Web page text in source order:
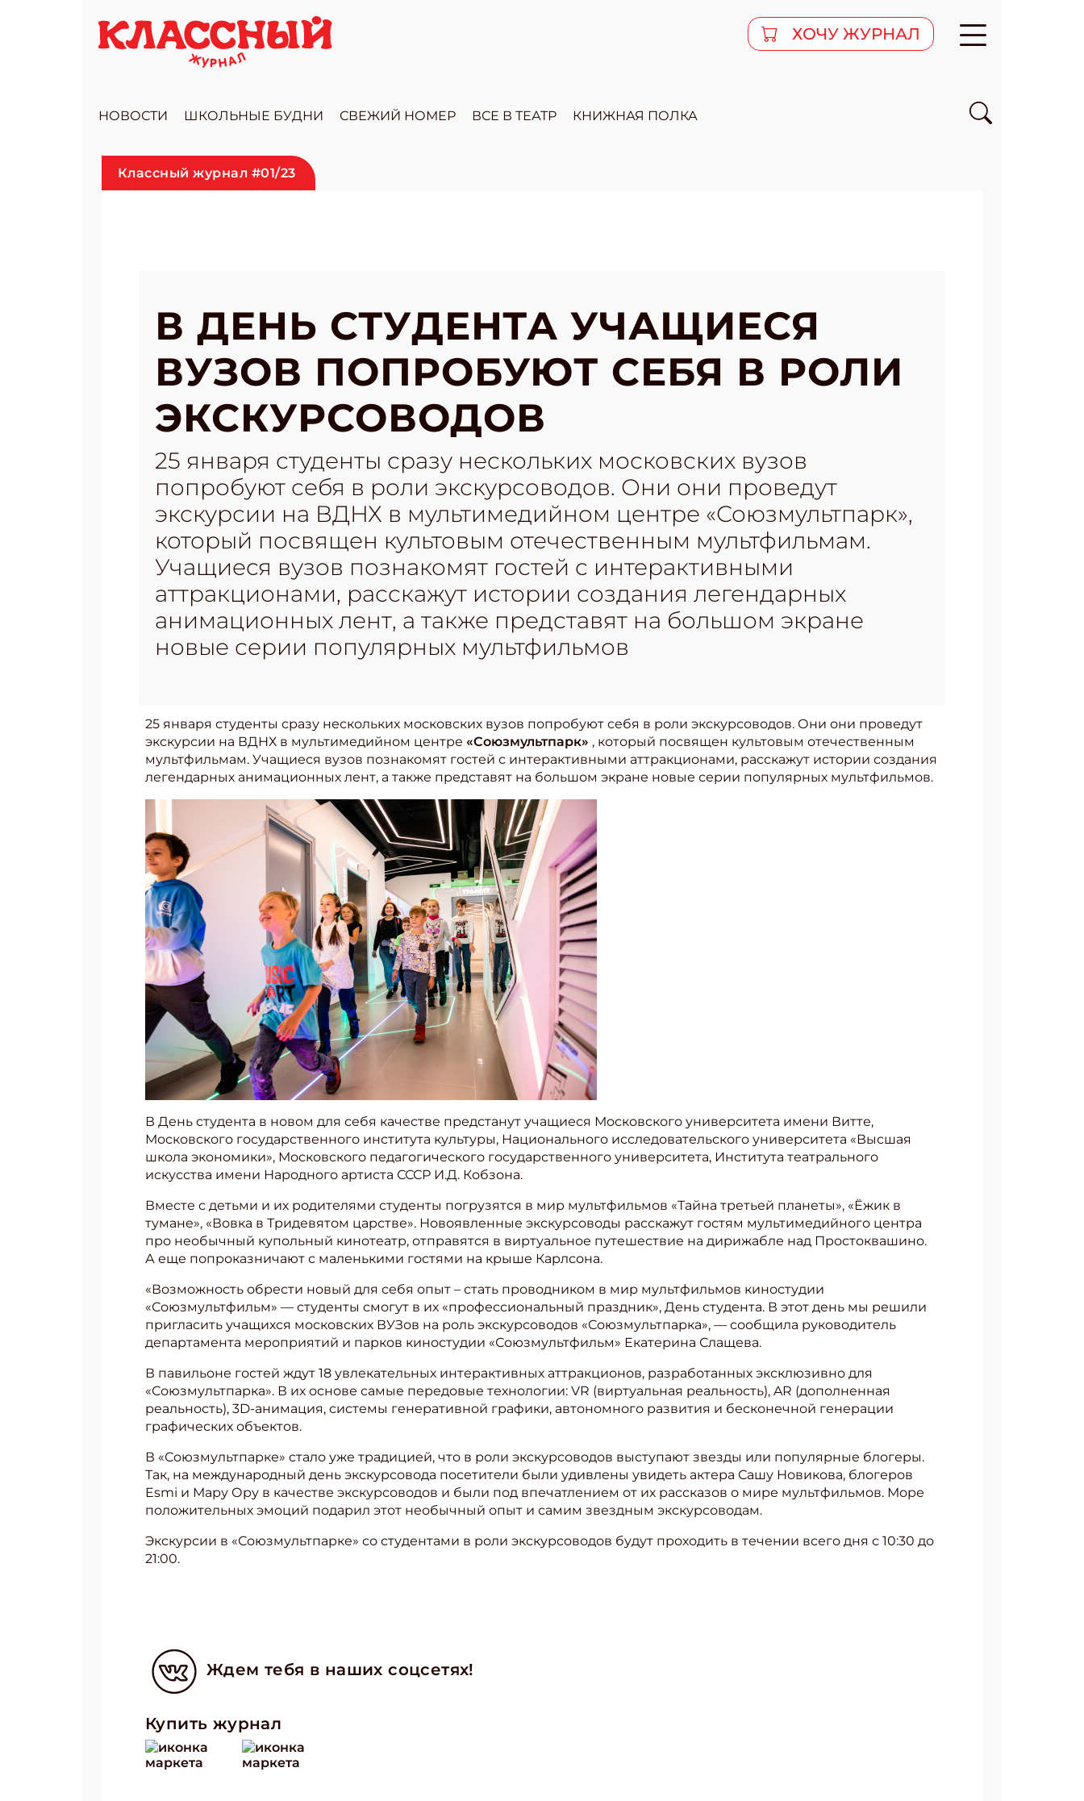
ХОЧУ ЖУРНАЛ
НОВОСТИ ШКОЛЬНЫЕ БУДНИ СВЕЖИЙ НОМЕР ВСЕ В ТЕАТР КНИЖНАЯ ПОЛКА
Классный журнал #01/23
В ДЕНЬ СТУДЕНТА УЧАЩИЕСЯ
ВУЗОВ ПОПРОБУЮТ СЕБЯ В РОЛИ
ЭКСКУРСОВОДОВ
25 января студенты сразу нескольких московских вузов
попробуют себя в роли экскурсоводов. Они они проведут
экскурсии на ВДНХ в мультимедийном центре «Союзмультпарк»,
который посвящен культовым отечественным мультфильмам.
Учащиеся вузов познакомят гостей с интерактивными
аттракционами, расскажут истории создания легендарных
анимационных лент, а также представят на большом экране
новые серии популярных мультфильмов
25 января студенты сразу нескольких московских вузов попробуют себя в роли экскурсоводов. Они они проведут
экскурсии на ВДНХ в мультимедийном центре «Союзмультпарк» , который посвящен культовым отечественным
мультфильмам. Учащиеся вузов познакомят гостей с интерактивными аттракционами, расскажут истории создания
легендарных анимационных лент, а также представят на большом экране новые серии популярных мультфильмов.
В День студента в новом для себя качестве предстанут учащиеся Московского университета имени Витте,
Московского государственного института культуры, Национального исследовательского университета «Высшая
школа экономики», Московского педагогического государственного университета, Института театрального
искусства имени Народного артиста СССР И.Д. Кобзона.
Вместе с детьми и их родителями студенты погрузятся в мир мультфильмов «Тайна третьей планеты», «Ёжик в
тумане», «Вовка в Тридевятом царстве». Новоявленные экскурсоводы расскажут гостям мультимедийного центра
про необычный купольный кинотеатр, отправятся в виртуальное путешествие на дирижабле над Простоквашино.
А еще попроказничают с маленькими гостями на крыше Карлсона.
«Возможность обрести новый для себя опыт – стать проводником в мир мультфильмов киностудии
«Союзмультфильм» — студенты смогут в их «профессиональный праздник», День студента. В этот день мы решили
пригласить учащихся московских ВУЗов на роль экскурсоводов «Союзмультпарка», — сообщила руководитель
департамента мероприятий и парков киностудии «Союзмультфильм» Екатерина Слащева.
В павильоне гостей ждут 18 увлекательных интерактивных аттракционов, разработанных эксклюзивно для
«Союзмультпарка». В их основе самые передовые технологии: VR (виртуальная реальность), AR (дополненная
реальность), 3D-анимация, системы генеративной графики, автономного развития и бесконечной генерации
графических объектов.
В «Союзмультпарке» стало уже традицией, что в роли экскурсоводов выступают звезды или популярные блогеры.
Так, на международный день экскурсовода посетители были удивлены увидеть актера Сашу Новикова, блогеров
Esmi и Мару Ору в качестве экскурсоводов и были под впечатлением от их рассказов о мире мультфильмов. Море
положительных эмоций подарил этот необычный опыт и самим звездным экскурсоводам.
Экскурсии в «Союзмультпарке» со студентами в роли экскурсоводов будут проходить в течении всего дня с 10:30 до
21:00.
Ждем тебя в наших соцсетях!
Купить журнал
Укажите имя